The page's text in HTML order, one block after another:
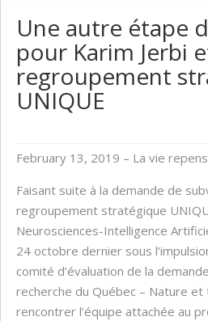
Une autre étape
pour Karim Jerbi
regroupement
UNIQUE
February 13, 2019 – La vie
Faisant suite à la demande de
regroupement stratégique
Neurosciences-Intelligence
24 octobre dernier sous
comité d’évaluation de la
recherche du Québec – Nature
rencontrer l’équipe attachée au